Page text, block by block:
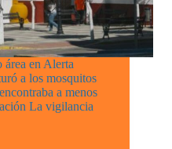
en Alerta
a los mosquitos
a menos
La vigilancia